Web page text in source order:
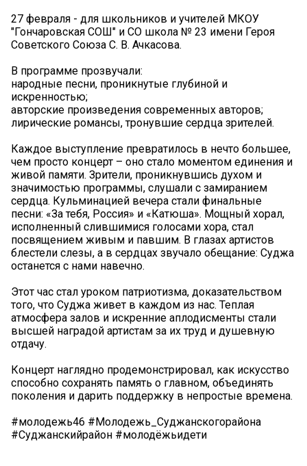
27 февраля - для школьников и учителей МКОУ
"Гончаровская СОШ" и СО школа № 23 имени Героя
Советского Союза С. В. Ачкасова.
В программе прозвучали:
народные песни, проникнутые глубиной и
искренностью;
авторские произведения современных авторов;
лирические романсы, тронувшие сердца зрителей.
️Каждое выступление превратилось в нечто большее,
чем просто концерт – оно стало моментом единения и
живой памяти. Зрители, проникнувшись духом и
значимостью программы, слушали с замиранием
сердца. Кульминацией вечера стали финальные
песни: «За тебя, Россия» и «Катюша». Мощный хорал,
исполненный слившимися голосами хора, стал
посвящением живым и павшим. В глазах артистов
блестели слезы, а в сердцах звучало обещание: Суджа
останется с нами навечно.
Этот час стал уроком патриотизма, доказательством
того, что Суджа живет в каждом из нас. Теплая
атмосфера залов и искренние аплодисменты стали
высшей наградой артистам за их труд и душевную
отдачу.
Концерт наглядно продемонстрировал, как искусство
способно сохранять память о главном, объединять
поколения и дарить поддержку в непростые времена.
#молодежь46 #Молодежь_Суджанскогорайона
#Суджанскийрайон #молодёжьидети